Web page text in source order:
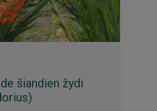
šiandien žydi